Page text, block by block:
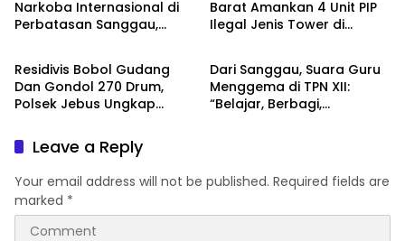
Narkoba Internasional di
Perbatasan Sanggau,
Barat Amankan 4 Unit PIP
Ilegal Jenis Tower di
Daerah
Residivis Bobol Gudang
Dan Gondol 270 Drum,
Polsek Jebus Ungkap
Jam
Daerah
Dari Sanggau, Suara Guru
Menggema di TPN XII:
“Belajar, Berbagi,
Leave a Reply
Your email address will not be published. Required fields are
marked *